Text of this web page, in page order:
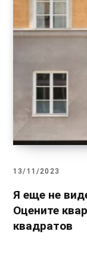
13/11/2023
Я еще не
Оцените
квадратов